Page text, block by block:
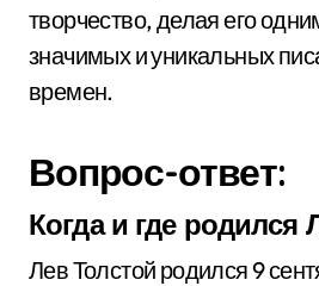
творчество, делая его
значимых и уникальных
времен.
Вопрос-ответ:
Когда и где родился
Лев Толстой родился 9